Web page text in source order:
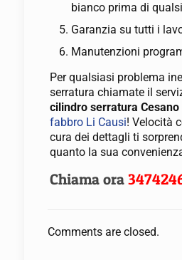
bianco prima di
Garanzia su tutti i
Manutenzioni
Per qualsiasi problema
serratura chiamate il
cilindro serratura
fabbro Li Causi! Velocità
cura dei dettagli ti
quanto la sua
Chiama ora
Comments are closed.